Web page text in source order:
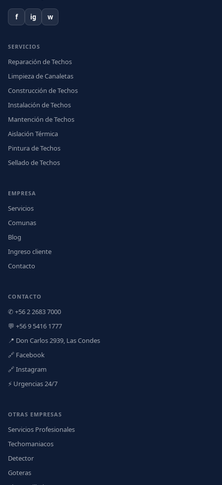
f ig w
SERVICIOS
Reparación de Techos
Limpieza de Canaletas
Construcción de Techos
Instalación de Techos
Mantención de Techos
Aislación Térmica
Pintura de Techos
Sellado de Techos
EMPRESA
Servicios
Comunas
Blog
Ingreso cliente
Contacto
CONTACTO
✆ +56 2 2683 7000
💬 +56 9 5416 1777
📍 Don Carlos 2939, Las Condes
🔗 Facebook
🔗 Instagram
⚡ Urgencias 24/7
OTRAS EMPRESAS
Servicios Profesionales
Techomaniacos
Detector
Goteras